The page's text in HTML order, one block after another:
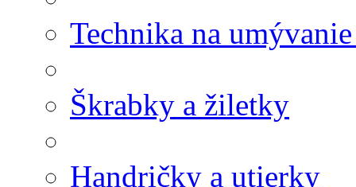
Technika na
Škrabky a žiletky
Handričky a utierky